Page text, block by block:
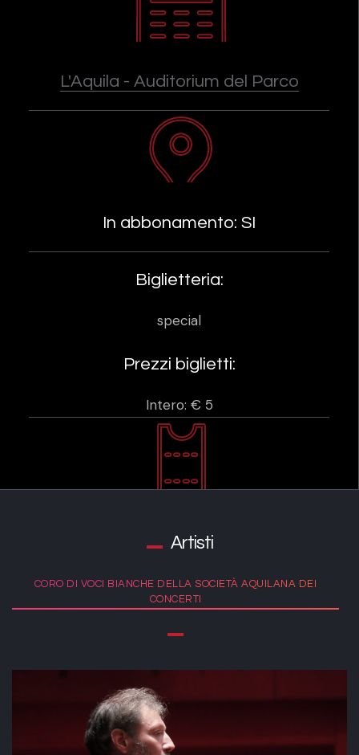
L'Aquila - Auditorium del Parco
In abbonamento: SI
Biglietteria:
special
Prezzi biglietti:
Intero: € 5
Artisti
CORO DI VOCI BIANCHE DELLA SOCIETÀ AQUILANA DEI
CONCERTI